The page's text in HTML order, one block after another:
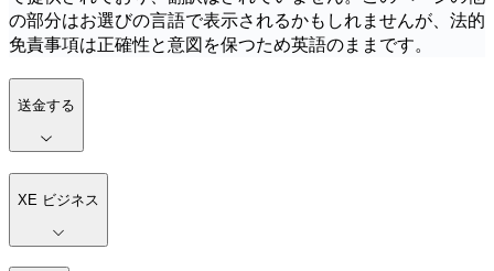
の部分はお選びの言語で表示されるかもしれませんが、法的
免責事項は正確性と意図を保つため英語のままです。
送金する
XE ビジネス